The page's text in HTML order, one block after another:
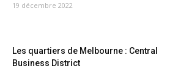
19 décembre 2022
Les quartiers de Melbourne : Central
Business District